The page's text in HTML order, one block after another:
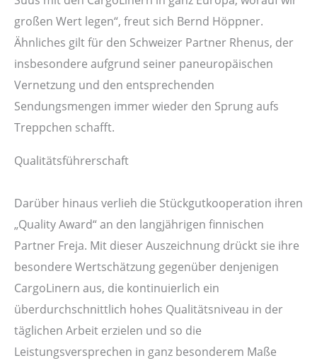
großen Wert legen“, freut sich Bernd Höppner.
Ähnliches gilt für den Schweizer Partner Rhenus, der
insbesondere aufgrund seiner paneuropäischen
Vernetzung und den entsprechenden
Sendungsmengen immer wieder den Sprung aufs
Treppchen schafft.
Qualitätsführerschaft
Darüber hinaus verlieh die Stückgutkooperation ihren
„Quality Award“ an den langjährigen finnischen
Partner Freja. Mit dieser Auszeichnung drückt sie ihre
besondere Wertschätzung gegenüber denjenigen
CargoLinern aus, die kontinuierlich ein
überdurchschnittlich hohes Qualitätsniveau in der
täglichen Arbeit erzielen und so die
Leistungsversprechen in ganz besonderem Maße